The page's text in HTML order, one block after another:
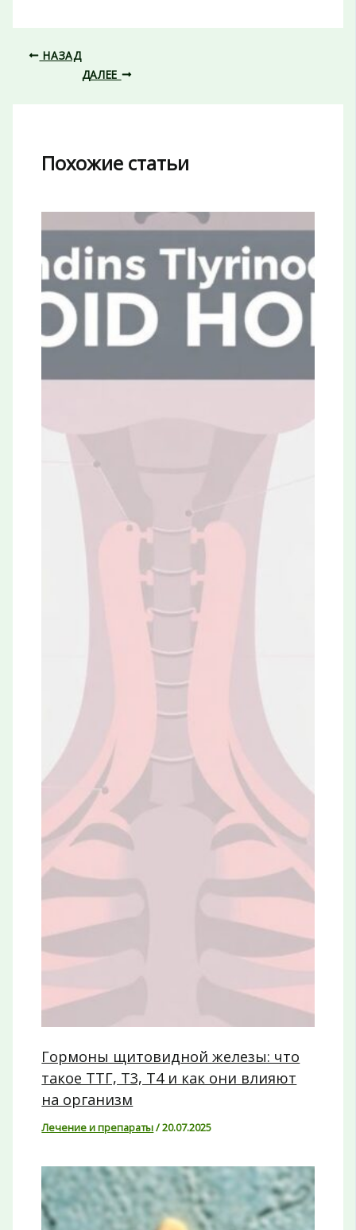
НАЗАД
ДАЛЕЕ
Похожие статьи
Гормоны щитовидной железы: что
такое ТТГ, Т3, Т4 и как они влияют
на организм
Лечение и препараты/20.07.2025